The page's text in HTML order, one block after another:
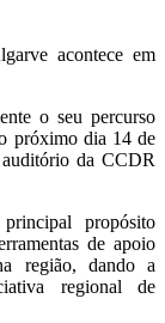
acontece em
o seu percurso
próximo dia 14 de
da CCDR
propósito
de apoio
região, dando a
regional de